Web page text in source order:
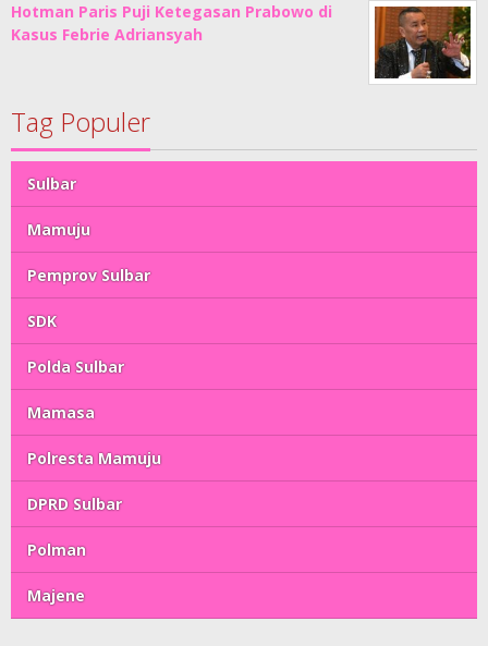
Hotman Paris Puji Ketegasan Prabowo di
Kasus Febrie Adriansyah
Tag Populer
Sulbar
Mamuju
Pemprov Sulbar
SDK
Polda Sulbar
Mamasa
Polresta Mamuju
DPRD Sulbar
Polman
Majene